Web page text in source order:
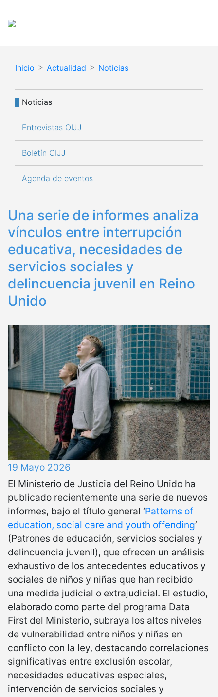
Inicio Actualidad Noticias
Una serie de informes analiza
vínculos entre interrupción
educativa, necesidades de
servicios sociales y
delincuencia juvenil en Reino
Unido
19 Mayo 2026
El Ministerio de Justicia del Reino Unido ha
publicado recientemente una serie de nuevos
informes, bajo el título general ‘Patterns of
education, social care and youth offending’
(Patrones de educación, servicios sociales y
delincuencia juvenil), que ofrecen un análisis
exhaustivo de los antecedentes educativos y
sociales de niños y niñas que han recibido
una medida judicial o extrajudicial. El estudio,
elaborado como parte del programa Data
First del Ministerio, subraya los altos niveles
de vulnerabilidad entre niños y niñas en
conflicto con la ley, destacando correlaciones
significativas entre exclusión escolar,
necesidades educativas especiales,
intervención de servicios sociales y
Navegación principal
Noticias
Entrevistas OIJJ
Boletín OIJJ
Agenda de eventos